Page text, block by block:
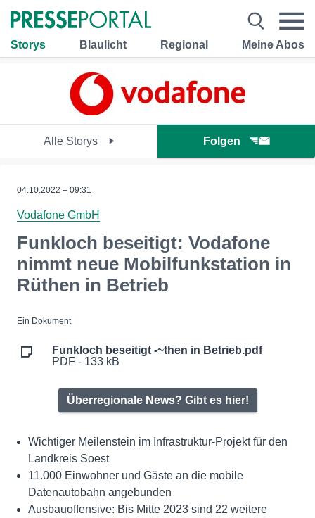
Storys Blaulicht Regional Meine Abos
Alle Storys Folgen
04.10.2022 – 09:31
Vodafone GmbH
Funkloch beseitigt: Vodafone
nimmt neue Mobilfunkstation in
Rüthen in Betrieb
Ein Dokument
Funkloch beseitigt -~then in Betrieb.pdf
PDF - 133 kB
Überregionale News? Gibt es hier!
Wichtiger Meilenstein im Infrastruktur-Projekt für den
Landkreis Soest
11.000 Einwohner und Gäste an die mobile
Datenautobahn angebunden
Ausbauoffensive: Bis Mitte 2023 sind 22 weitere